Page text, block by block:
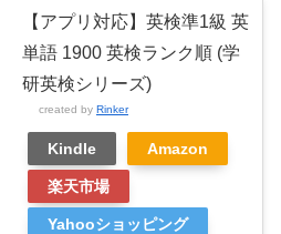
【アプリ対応】英検準1級 英
単語 1900 英検ランク順 (学
研英検シリーズ)
created by Rinker
Kindle Amazon
楽天市場
Yahooショッピング